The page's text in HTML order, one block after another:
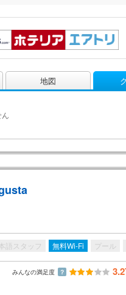
地図
語スタッフ 無料Wi-Fi プール
みんなの満足度 ？